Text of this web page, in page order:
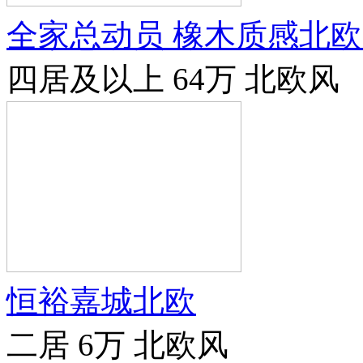
全家总动员 橡木质感北
四居及以上 64万 北欧风
恒裕嘉城北欧
二居 6万 北欧风